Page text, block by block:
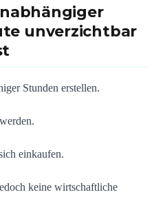
unverzichtbar
Stunden erstellen.
einkaufen.
keine wirtschaftliche